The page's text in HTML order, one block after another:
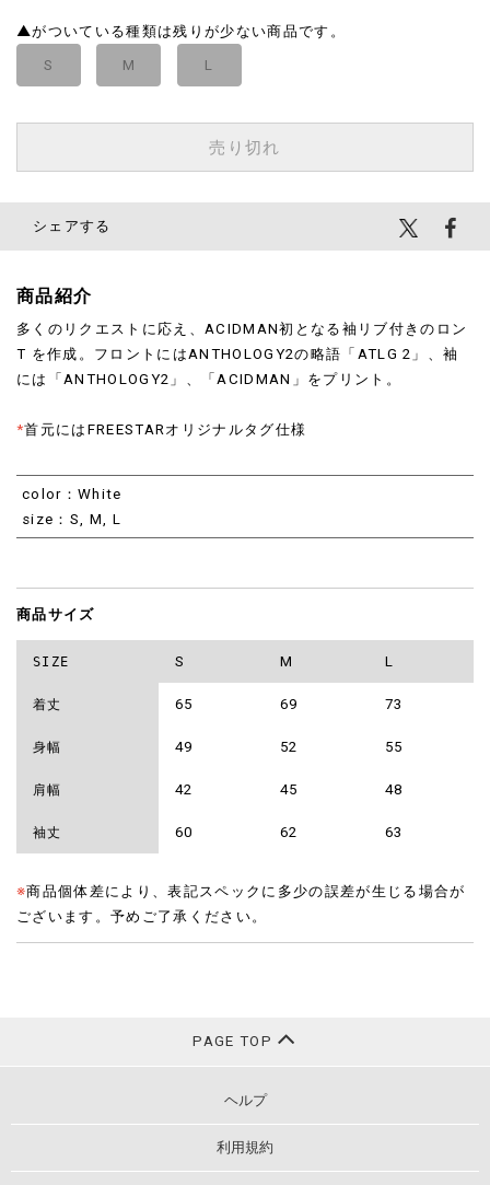
▲がついている種類は残りが少ない商品です。
S M L
売り切れ
シェアする
商品紹介
多くのリクエストに応え、ACIDMAN初となる袖リブ付きのロン
T を作成。フロントにはANTHOLOGY2の略語「ATLG 2」、袖
には「ANTHOLOGY2」、「ACIDMAN」をプリント。
*首元にはFREESTARオリジナルタグ仕様
color：White
size：S, M, L
商品サイズ
SIZE S M L
着丈 65 69 73
身幅 49 52 55
肩幅 42 45 48
袖丈 60 62 63
※商品個体差により、表記スペックに多少の誤差が生じる場合が
ございます。予めご了承ください。
PAGE TOP
ヘルプ
利用規約